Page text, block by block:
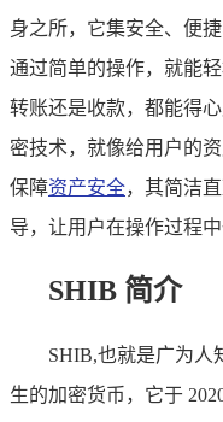
身之所，它集安全、便
通过简单的操作，就能
转账还是收款，都能得
密技术，就像给用户的
保障资产安全，其简洁
导，让用户在操作过程
SHIB 简介
SHIB,也就是广为人
生的加密货币，它于